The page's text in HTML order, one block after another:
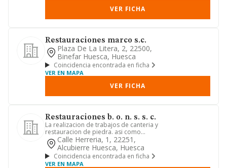
VER FICHA
Restauraciones marco s.c.
Plaza De La Litera, 2, 22500,
Binefar Huesca, Huesca
Coincidencia encontrada en ficha
VER EN MAPA
VER FICHA
Restauraciones b. o. n. s. s. c.
La realizacion de trabajos de canteria y
restauracion de piedra. asi como
cualquier otra actividad,...
Calle Herreria, 1, 22251,
Alcubierre Huesca, Huesca
Coincidencia encontrada en ficha
VER EN MAPA